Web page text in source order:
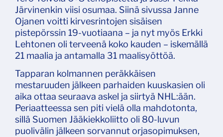
Järvinenkin viisi osumaa. Siinä sivussa Janne
Ojanen voitti kirvesrintojen sisäisen
pistepörssin 19-vuotiaana – ja nyt myös Erkki
Lehtonen oli terveenä koko kauden – iskemällä
21 maalia ja antamalla 31 maalisyöttöä.
Tapparan kolmannen peräkkäisen
mestaruuden jälkeen parhaiden kuuskasien oli
aika ottaa seuraava askel ja siirtyä NHL:ään.
Periaatteessa sen piti vielä olla mahdotonta,
sillä Suomen Jääkiekkoliitto oli 80-luvun
puolivälin jälkeen sorvannut orjasopimuksen,